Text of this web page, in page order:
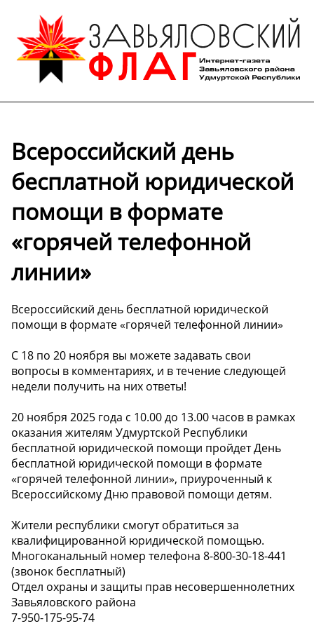
Всероссийский день
бесплатной юридической
помощи в формате
«горячей телефонной
линии»
Всероссийский день бесплатной юридической
помощи в формате «горячей телефонной линии»
С 18 по 20 ноября вы можете задавать свои
вопросы в комментариях, и в течение следующей
недели получить на них ответы!
20 ноября 2025 года с 10.00 до 13.00 часов в рамках
оказания жителям Удмуртской Республики
бесплатной юридической помощи пройдет День
бесплатной юридической помощи в формате
«горячей телефонной линии», приуроченный к
Всероссийскому Дню правовой помощи детям.
Жители республики смогут обратиться за
квалифицированной юридической помощью.
Многоканальный номер телефона 8-800-30-18-441
(звонок бесплатный)
Отдел охраны и защиты прав несовершеннолетних
Завьяловского района
7-950-175-95-74